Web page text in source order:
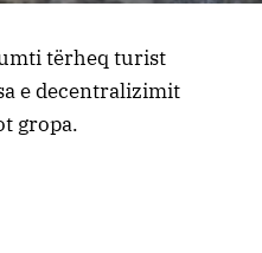
tërheq turist
e decentralizimit
gropa.